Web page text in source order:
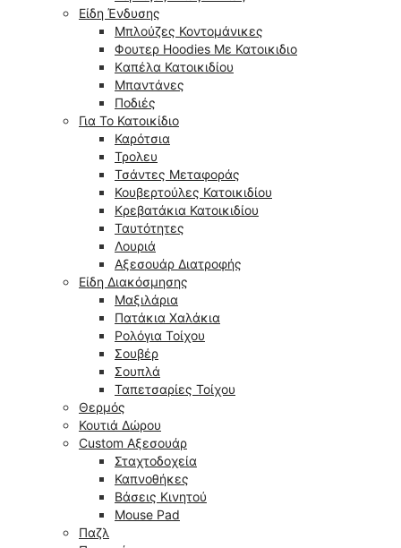
Είδη Ένδυσης
Μπλούζες Κοντομάνικες
Φουτερ Hoodies Με Κατοικιδιο
Kαπέλα Κατοικιδίου
Μπαντάνες
Ποδιές
Για Το Κατοικίδιο
Καρότσια
Τρολευ
Τσάντες Μεταφοράς
Κουβερτούλες Κατοικιδίου
Κρεβατάκια Κατοικιδίου
Ταυτότητες
Λουριά
Αξεσουάρ Διατροφής
Είδη Διακόσμησης
Μαξιλάρια
Πατάκια Χαλάκια
Ρολόγια Τοίχου
Σουβέρ
Σουπλά
Ταπετσαρίες Τοίχου
Θερμός
Κουτιά Δώρου
Custom Αξεσουάρ
Σταχτοδοχεία
Καπνοθήκες
Βάσεις Κινητού
Mouse Pad
Παζλ